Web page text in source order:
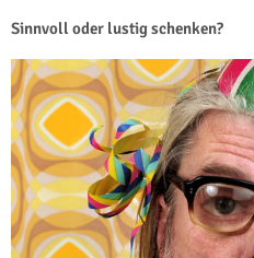
Sinnvoll oder lustig schenken?